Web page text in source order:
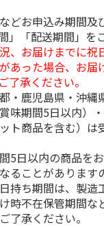
クメロ
）
)
夏小夏 家
ｋｇ
4.6（26
3,140円
(送料・税込)
どお申込み期間及
」「配送期間」を
、お届けまでに祝
あった場合、お届
了承ください。
・鹿児島県・沖縄
味期間5日以内）
ト商品を含む）
5日以内の商品を
ることがあります
持ち期間は、製造
時不在保管期間
了承ください。